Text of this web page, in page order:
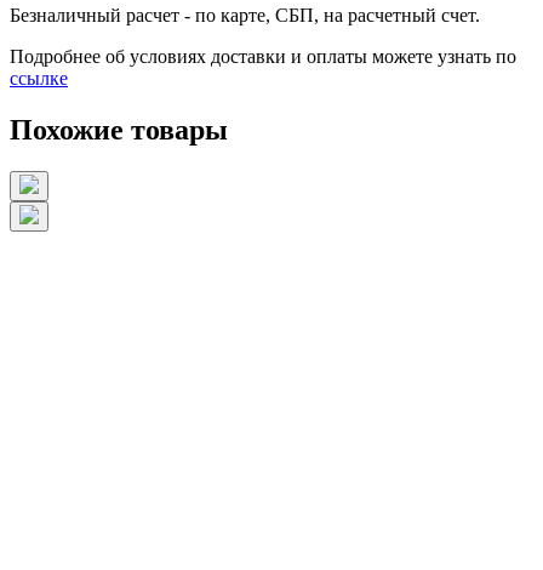
Безналичный расчет - по карте, СБП, на расчетный счет.
Подробнее об условиях доставки и оплаты можете узнать по
ссылке
Похожие товары